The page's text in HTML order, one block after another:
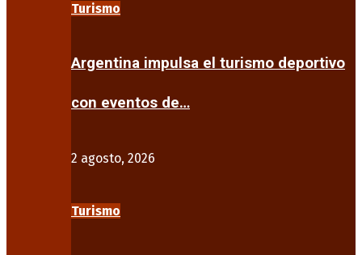
Turismo
Argentina impulsa el turismo deportivo
con eventos de…
2 agosto, 2026
Turismo